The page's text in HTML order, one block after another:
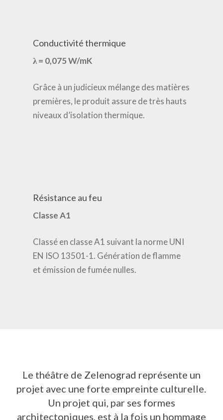
Conductivité thermique
λ = 0,075 W/mK
Grâce à un judicieux mélange des matières
premières, le produit assure de très hauts
niveaux d’isolation thermique.
Résistance au feu
Classe A1
Classé en classe A1 suivant la norme UNI
EN ISO 13501-1. Génération de flamme
et émission de fumée nulles.
Le théâtre de Zelenograd représente un
projet avec une forte empreinte culturelle.
Un projet qui, par ses formes
architectoniques, est à la fois un hommage